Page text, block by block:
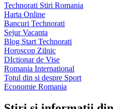
Technorati Stiri Romania
Harta Online
Bancuri Technorati
Sejur Vacanta
Blog Start Technorati
Horoscop Zilnic
DIctionar de Vise
Romania International
Totul din si despre Sport
Economie Romania